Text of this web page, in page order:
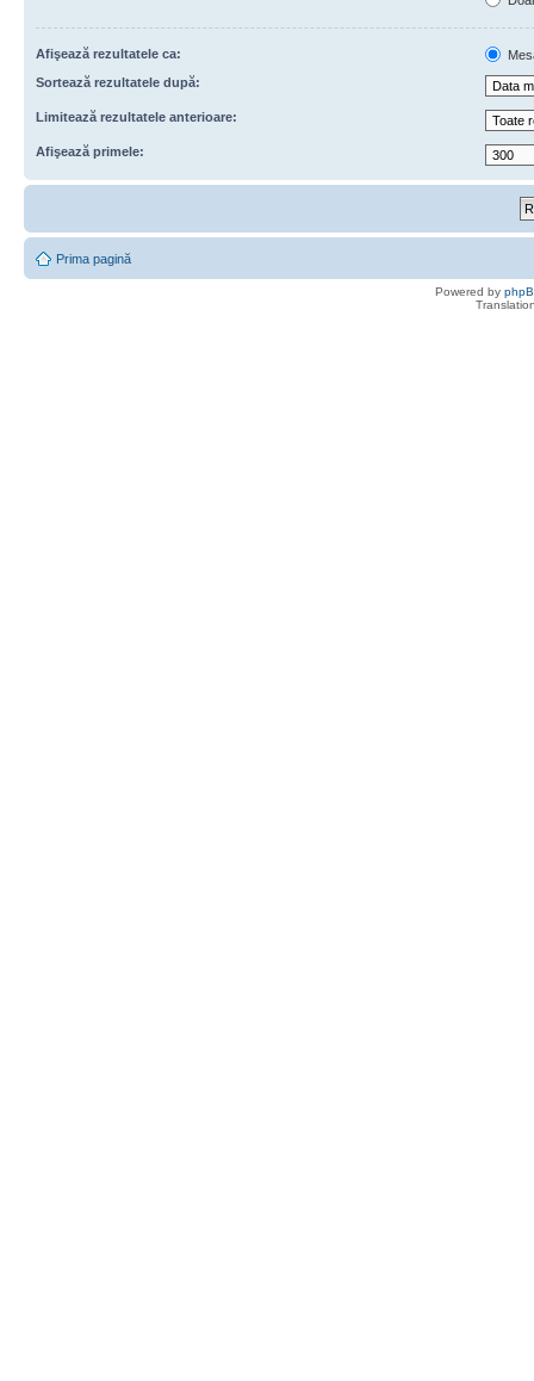
Afişează rezultatele ca:
Sortează rezultatele după:
Limitează rezultatele anterioare:
Afişează primele:
Prima pagină
Powered by